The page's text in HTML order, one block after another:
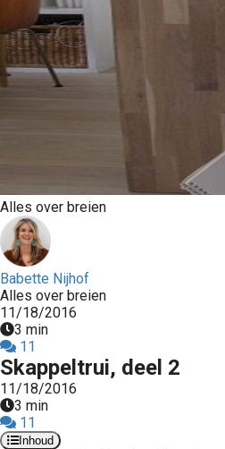
Alles over breien
Babette Nijhof
Alles over breien
11/18/2016
3 min
11
Skappeltrui, deel 2
11/18/2016
3 min
11
Inhoud